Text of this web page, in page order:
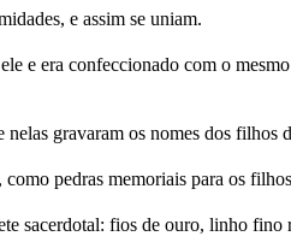
e assim se uniam.
e era confeccionado com o
gravaram os nomes dos
pedras memoriais para os
sacerdotal: fios de ouro, linho